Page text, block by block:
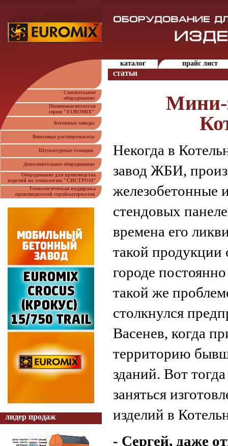
каталог прайс лист
статьи
Смесительное
оборудование
Пневмонагнетатели
серии "EUROMIX"
Бетонные заводы
Винтовые растворонасосы
Штукатурные станции
Дополнительное оборудование
Оборудование для производства
изделий по технологии "СИСТРОМ"
Технологическая поддержка
производителей стройматериалов
лидер продаж
Некогда в
завод ЖБИ,
железобетонные
стендовых
времена его
такой продукции
городе
такой же
столкнулся
Васенев, когда
территорию
зданий. Вот
заняться
изделий в
- Сергей, даже